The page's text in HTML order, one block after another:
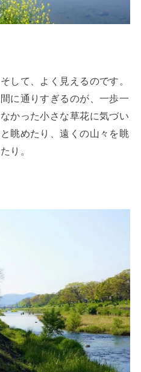
して、よく見えるのです。
に通りすぎるのが、一歩一
かった小さな草花に気づい
眺めたり、遠くの山々を眺
り。